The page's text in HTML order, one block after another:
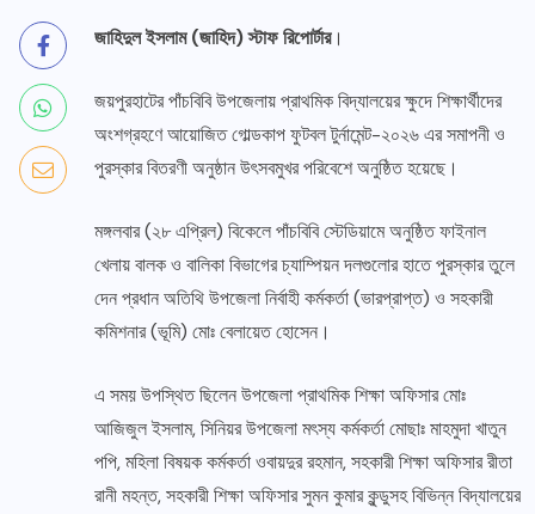
জাহিদুল ইসলাম (জাহিদ) স্টাফ রিপোর্টার।
জয়পুরহাটের পাঁচবিবি উপজেলায় প্রাথমিক বিদ্যালয়ের ক্ষুদে শিক্ষার্থীদের
অংশগ্রহণে আয়োজিত গোল্ডকাপ ফুটবল টুর্নামেন্ট-২০২৬ এর সমাপনী ও
পুরস্কার বিতরণী অনুষ্ঠান উৎসবমুখর পরিবেশে অনুষ্ঠিত হয়েছে।
মঙ্গলবার (২৮ এপ্রিল) বিকেলে পাঁচবিবি স্টেডিয়ামে অনুষ্ঠিত ফাইনাল
খেলায় বালক ও বালিকা বিভাগের চ্যাম্পিয়ন দলগুলোর হাতে পুরস্কার তুলে
দেন প্রধান অতিথি উপজেলা নির্বাহী কর্মকর্তা (ভারপ্রাপ্ত) ও সহকারী
কমিশনার (ভূমি) মোঃ বেলায়েত হোসেন।
এ সময় উপস্থিত ছিলেন উপজেলা প্রাথমিক শিক্ষা অফিসার মোঃ
আজিজুল ইসলাম, সিনিয়র উপজেলা মৎস্য কর্মকর্তা মোছাঃ মাহমুদা খাতুন
পপি, মহিলা বিষয়ক কর্মকর্তা ওবায়দুর রহমান, সহকারী শিক্ষা অফিসার রীতা
রানী মহন্ত, সহকারী শিক্ষা অফিসার সুমন কুমার কুন্ডুসহ বিভিন্ন বিদ্যালয়ের